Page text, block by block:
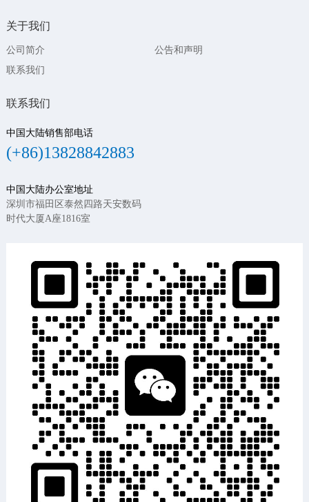
关于我们
公司简介
公告和声明
联系我们
联系我们
中国大陆销售部电话
(+86)13828842883
中国大陆办公室地址
深圳市福田区泰然四路天安数码
时代大厦A座1816室